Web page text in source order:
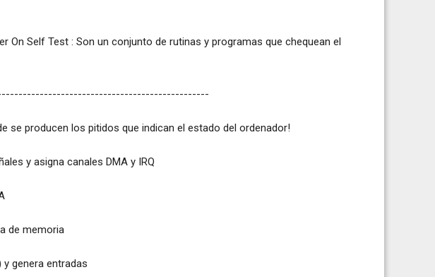
On Self Test : Son un conjunto de rutinas y programas que chequean el
se producen los pitidos que indican el estado del ordenador!
y asigna canales DMA y IRQ
de memoria
y genera entradas